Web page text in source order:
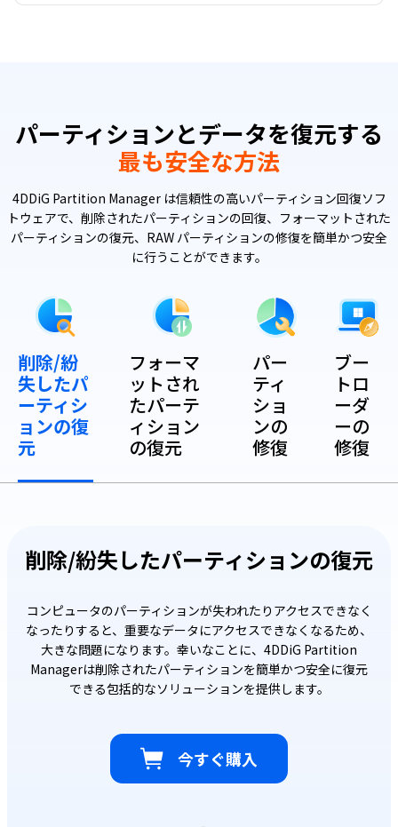
パーティションとデータを復元する
最も安全な方法
4DDiG Partition Manager は信頼性の高いパーティション回復ソフ
トウェアで、削除されたパーティションの回復、フォーマットされた
パーティションの復元、RAW パーティションの修復を簡単かつ安全
に行うことができます。
削除/紛
失したパ
ーティシ
ョンの復
元
フォーマ
ットされ
たパーテ
ィション
の復元
パー
ティ
ショ
ンの
修復
ブー
トロ
ーダ
ーの
修復
削除/紛失したパーティションの復元
コンピュータのパーティションが失われたりアクセスできなく
なったりすると、重要なデータにアクセスできなくなるため、
大きな問題になります。幸いなことに、4DDiG Partition
Managerは削除されたパーティションを簡単かつ安全に復元
できる包括的なソリューションを提供します。
今すぐ購入